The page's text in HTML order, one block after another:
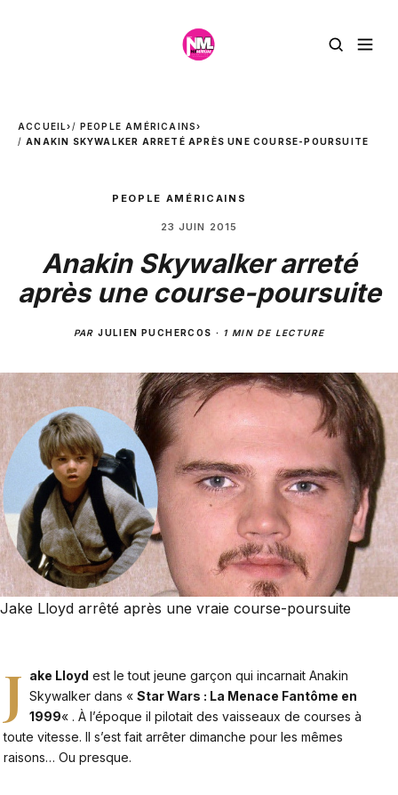
ACCUEIL› PEOPLE AMÉRICAINS›
ANAKIN SKYWALKER ARRETÉ APRÈS UNE COURSE-POURSUITE
PEOPLE AMÉRICAINS
23 JUIN 2015
Anakin Skywalker arreté
après une course-poursuite
PARJULIEN PUCHERCOS · 1 MIN DE LECTURE
Jake Lloyd arrêté après une vraie course-poursuite
J ake Lloyd est le tout jeune garçon qui incarnait Anakin
Skywalker dans «Star Wars : La Menace Fantôme en
1999« . À l’époque il pilotait des vaisseaux de courses à
toute vitesse. Il s’est fait arrêter dimanche pour les mêmes
raisons… Ou presque.